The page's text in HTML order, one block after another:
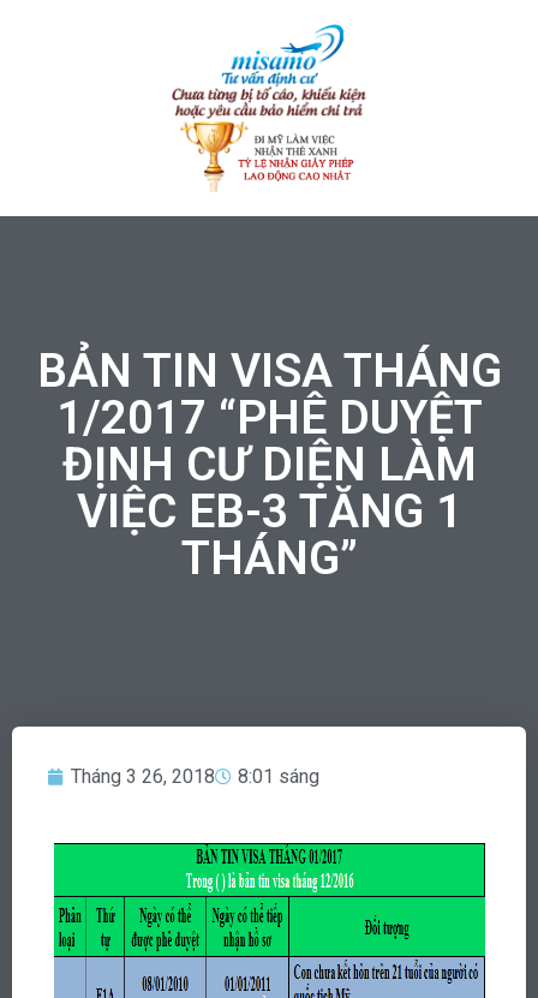
BẢN TIN VISA THÁNG
1/2017 “PHÊ DUYỆT
ĐỊNH CƯ DIỆN LÀM
VIỆC EB-3 TĂNG 1
THÁNG”
Tháng 3 26, 2018 8:01 sáng